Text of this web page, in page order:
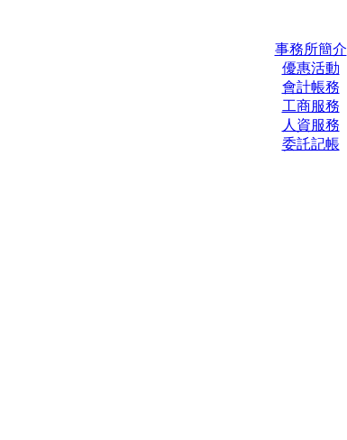
事務所簡介
優惠活動
會計帳務
工商服務
人資服務
委託記帳